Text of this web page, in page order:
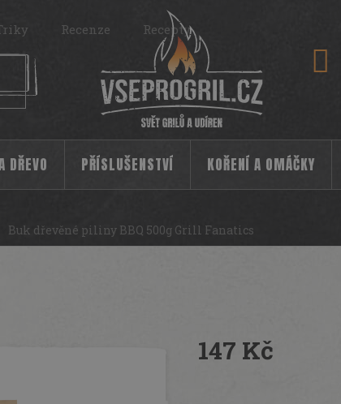
Recenze Recepty
DŘEVO PŘÍSLUŠENSTVÍ KOŘENÍ A OMÁČKY
Buk dřevěné piliny BBQ 500g Grill Fanatics
147 Kč